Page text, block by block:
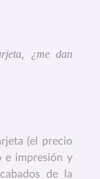
¿me dan
(el precio
e impresión y
de la